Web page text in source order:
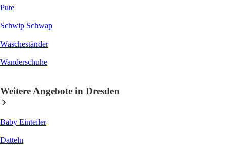
Pute
Schwip Schwap
Wäscheständer
Wanderschuhe
Weitere Angebote in Dresden
Baby Einteiler
Datteln